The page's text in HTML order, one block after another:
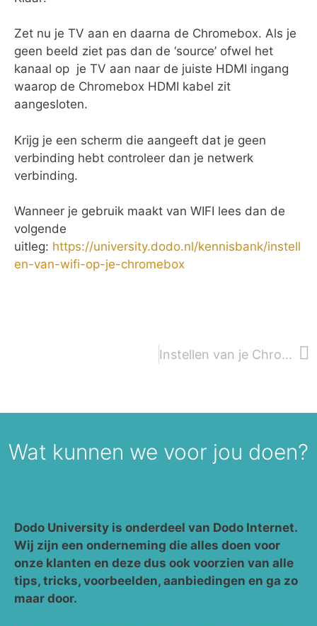
Zet nu je TV aan en daarna de Chromebox. Als je
geen beeld ziet pas dan de ‘source’ ofwel het
kanaal op je TV aan naar de juiste HDMI ingang
waarop de Chromebox HDMI kabel zit
aangesloten.
Krijg je een scherm die aangeeft dat je geen
verbinding hebt controleer dan je netwerk
verbinding.
Wanneer je gebruik maakt van WIFI lees dan de
volgende
uitleg: https://university.dodo.nl/kennisbank/instell
en-van-wifi-op-je-chromebox
Instellen van je Chromebox en Kiosk software
Wat kunnen we voor jou doen?
Dodo University is onderdeel van Dodo Internet.
Wij zijn een onderneming die alles doen voor
onze klanten en deze dus ook voorzien van alle
tips, tricks, voorbeelden, aanbiedingen en ga zo
maar door.